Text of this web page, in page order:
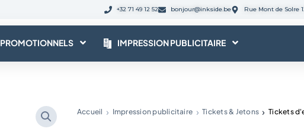
+32 71 49 12 52 bonjour@inkside.be Rue Mont de Solre
IMPRESSION PUBLICITAIRE
Accueil Impression publicitaire Tickets & Jetons Tickets